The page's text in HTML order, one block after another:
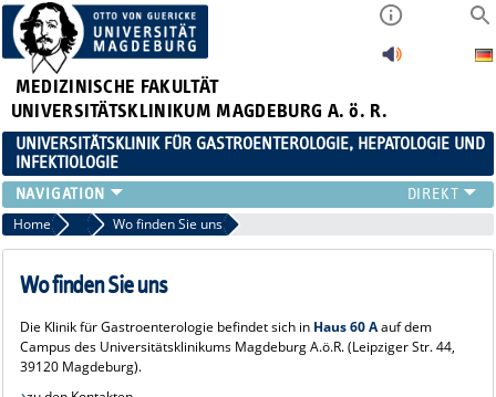
MEDIZINISCHE FAKULTÄT
UNIVERSITÄTSKLINIKUM MAGDEBURG A. ö. R.
UNIVERSITÄTSKLINIK FÜR GASTROENTEROLOGIE, HEPATOLOGIE UND
INFEKTIOLOGIE
TEAM
KLINIK
ZUWEISER
FORSCHUNG
VERANSTALTUNGEN / NEWS
Home PatientenWo finden Sie uns
Wo finden Sie uns
Die Klinik für Gastroenterologie befindet sich in Haus 60 Aauf dem
Campus des Universitätsklinikums Magdeburg A.ö.R. (Leipziger Str. 44,
39120 Magdeburg).